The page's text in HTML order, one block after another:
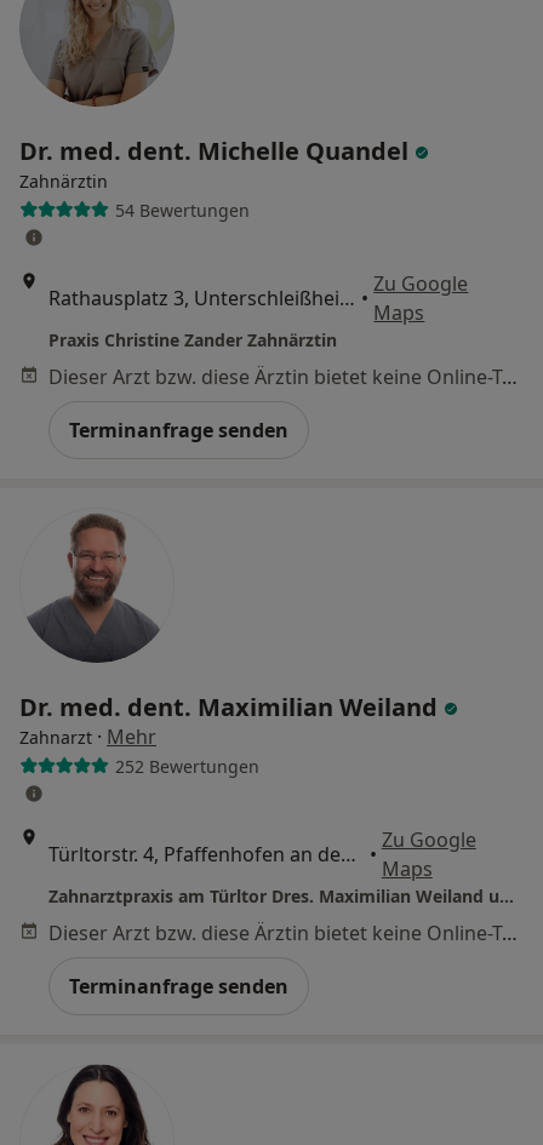
Dr. med. dent. Michelle Quandel
Zahnärztin
54 Bewertungen
Rathausplatz 3, Unterschleißheim •
Zu Google
Maps
Praxis Christine Zander Zahnärztin
Dieser Arzt bzw. diese Ärztin bietet keine Online-Terminbuchung an diesem Standort an.
Terminanfrage senden
Dr. med. dent. Maximilian Weiland
Zahnarzt · Mehr
252 Bewertungen
Türltorstr. 4, Pfaffenhofen an der Ilm •
Zu Google
Maps
Zahnarztpraxis am Türltor Dres. Maximilian Weiland und Nicole Klein
Dieser Arzt bzw. diese Ärztin bietet keine Online-Terminbuchung an diesem Standort an.
Terminanfrage senden